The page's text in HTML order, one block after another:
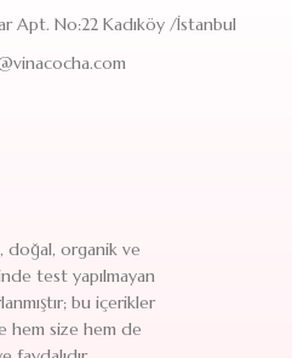
Apt. No:22 Kadıköy /İstanbul
doğal, organik ve
test yapılmayan
bu içerikler
hem size hem de